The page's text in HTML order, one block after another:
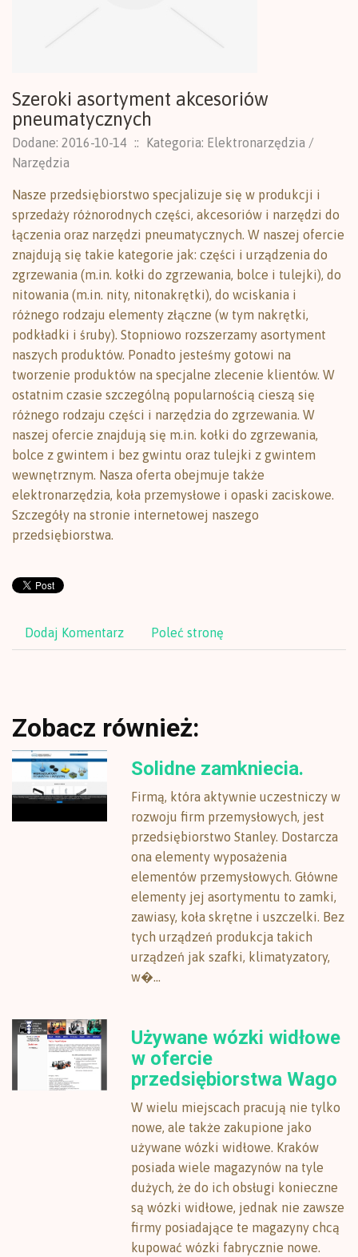
Szeroki asortyment akcesoriów
pneumatycznych
Dodane: 2016-10-14 ::
Kategoria: Elektronarzędzia /
Narzędzia
Nasze przedsiębiorstwo specjalizuje się w produkcji i
sprzedaży różnorodnych części, akcesoriów i narzędzi do
łączenia oraz narzędzi pneumatycznych. W naszej ofercie
znajdują się takie kategorie jak: części i urządzenia do
zgrzewania (m.in. kołki do zgrzewania, bolce i tulejki), do
nitowania (m.in. nity, nitonakrętki), do wciskania i
różnego rodzaju elementy złączne (w tym nakrętki,
podkładki i śruby). Stopniowo rozszerzamy asortyment
naszych produktów. Ponadto jesteśmy gotowi na
tworzenie produktów na specjalne zlecenie klientów. W
ostatnim czasie szczególną popularnością cieszą się
różnego rodzaju części i narzędzia do zgrzewania. W
naszej ofercie znajdują się m.in. kołki do zgrzewania,
bolce z gwintem i bez gwintu oraz tulejki z gwintem
wewnętrznym. Nasza oferta obejmuje także
elektronarzędzia, koła przemysłowe i opaski zaciskowe.
Szczegóły na stronie internetowej naszego
przedsiębiorstwa.
Dodaj Komentarz Poleć stronę
Zobacz również:
Solidne zamkniecia.
Firmą, która aktywnie uczestniczy w
rozwoju firm przemysłowych, jest
przedsiębiorstwo Stanley. Dostarcza
ona elementy wyposażenia
elementów przemysłowych. Główne
elementy jej asortymentu to zamki,
zawiasy, koła skrętne i uszczelki. Bez
tych urządzeń produkcja takich
urządzeń jak szafki, klimatyzatory,
w�...
Używane wózki widłowe
w ofercie
przedsiębiorstwa Wago
W wielu miejscach pracują nie tylko
nowe, ale także zakupione jako
używane wózki widłowe. Kraków
posiada wiele magazynów na tyle
dużych, że do ich obsługi konieczne
są wózki widłowe, jednak nie zawsze
firmy posiadające te magazyny chcą
kupować wózki fabrycznie nowe.